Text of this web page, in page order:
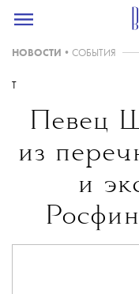
НОВОСТИ • СОБЫТИЯ
T
Певец
из
и